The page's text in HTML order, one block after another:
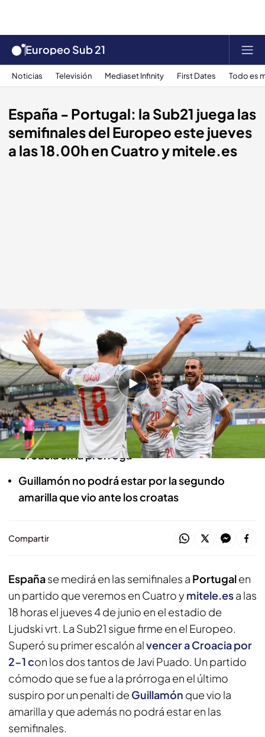
Europeo Sub 21
Noticias Televisión Mediaset Infinity First Dates Todo es
España - Portugal: la Sub21 juega las
semifinales del Europeo este jueves
a las 18.00h en Cuatro y mitele.es
Previa del España - Portugal, semifinal del Europeo Sub21
Deportes Cuatro
01 JUN 2021 - 15:50h.
España - Portugal, la semifinal del Europeo
Sub21 este jueves en Cuatro y mitele.es
La Sub21 se juega el pase a la final tras vencer a
Croacia en la prórroga
Guillamón no podrá estar por la segundo
amarilla que vio ante los croatas
Compartir
Españase medirá en las semifinales a Portugalen
un partido que veremos en Cuatro y mitele.esa las
18 horas el jueves 4 de junio en el estadio de
Ljudski vrt. La Sub21 sigue firme en el Europeo.
Superó su primer escalón alvencer a Croacia por
2-1 con los dos tantos de Javi Puado. Un partido
cómodo que se fue a la prórroga en el último
suspiro por un penalti de Guillamón que vio la
amarilla y que además no podrá estar en las
semifinales.